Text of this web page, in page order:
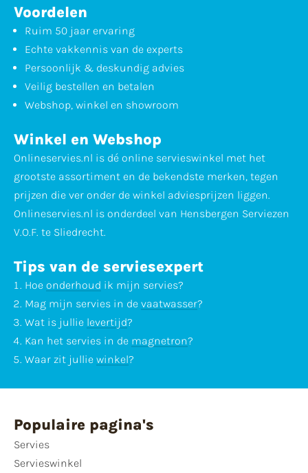
Voordelen
Ruim 50 jaar ervaring
Echte vakkennis van de experts
Persoonlijk & deskundig advies
Veilig bestellen en betalen
Webshop, winkel en showroom
Winkel en Webshop
Onlineservies.nl is dé online servieswinkel met het
grootste assortiment en de bekendste merken, tegen
prijzen die ver onder de winkel adviesprijzen liggen.
Onlineservies.nl is onderdeel van Hensbergen Serviezen
V.O.F. te Sliedrecht.
Tips van de serviesexpert
Hoe onderhoud ik mijn servies?
Mag mijn servies in de vaatwasser?
Wat is jullie levertijd?
Kan het servies in de magnetron?
Waar zit jullie winkel?
Populaire pagina's
Servies
Servieswinkel